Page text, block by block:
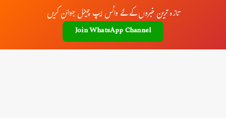
تازہ ترین خبروں کے لئے واٹس ایپ چینل جوائن کریں
Join WhatsApp Channel